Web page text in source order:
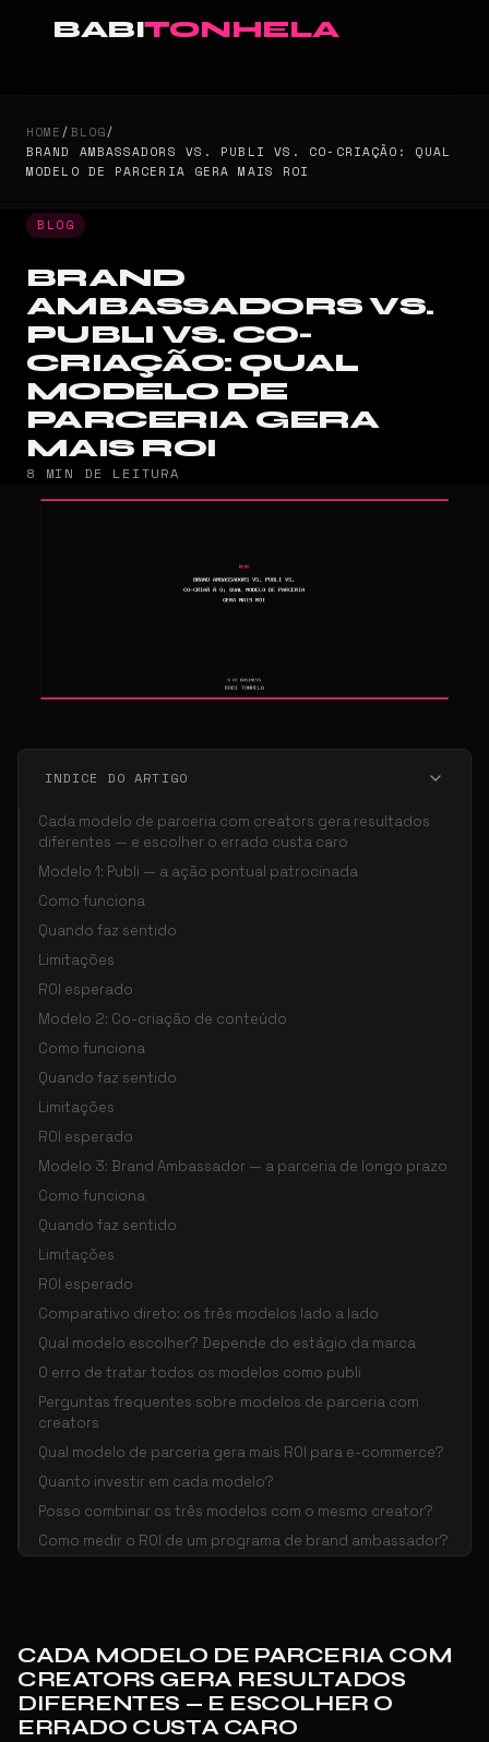
BABITONHELA
HOME/BLOG/
BRAND AMBASSADORS VS. PUBLI VS. CO-CRIAÇÃO: QUAL
MODELO DE PARCERIA GERA MAIS ROI
BLOG
BRAND
AMBASSADORS VS.
PUBLI VS. CO-
CRIAÇÃO: QUAL
MODELO DE
PARCERIA GERA
MAIS ROI
8 MIN DE LEITURA
INDICE DO ARTIGO
Cada modelo de parceria com creators gera resultados
diferentes — e escolher o errado custa caro
Modelo 1: Publi — a ação pontual patrocinada
Como funciona
Quando faz sentido
Limitações
ROI esperado
Modelo 2: Co-criação de conteúdo
Como funciona
Quando faz sentido
Limitações
ROI esperado
Modelo 3: Brand Ambassador — a parceria de longo prazo
Como funciona
Quando faz sentido
Limitações
ROI esperado
Comparativo direto: os três modelos lado a lado
Qual modelo escolher? Depende do estágio da marca
O erro de tratar todos os modelos como publi
Perguntas frequentes sobre modelos de parceria com
creators
Qual modelo de parceria gera mais ROI para e-commerce?
Quanto investir em cada modelo?
Posso combinar os três modelos com o mesmo creator?
Como medir o ROI de um programa de brand ambassador?
CADA MODELO DE PARCERIA COM
CREATORS GERA RESULTADOS
DIFERENTES — E ESCOLHER O
ERRADO CUSTA CARO